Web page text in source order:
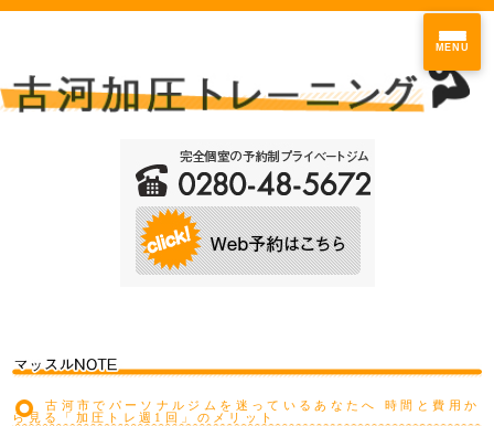
MENU
古河市でパーソナルジムを迷っているあなたへ 時間と費用か
ら見る「加圧トレ週1回」のメリット